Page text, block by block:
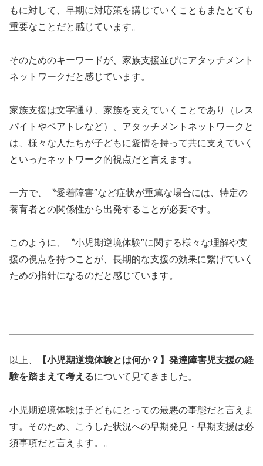
もに対して、早期に対応策を講じていくこともまたとても
重要なことだと感じています。
そのためのキーワードが、家族支援並びにアタッチメント
ネットワークだと感じています。
家族支援は文字通り、家族を支えていくことであり（レス
パイトやペアトレなど）、アタッチメントネットワークと
は、様々な人たちが子どもに愛情を持って共に支えていく
といったネットワーク的視点だと言えます。
一方で、〝愛着障害″など症状が重篤な場合には、特定の
養育者との関係性から出発することが必要です。
このように、〝小児期逆境体験″に関する様々な理解や支
援の視点を持つことが、長期的な支援の効果に繋げていく
ための指針になるのだと感じています。
以上、
【小児期逆境体験とは何か？】発達障害児支援の経
験を踏まえて考えるについて見てきました。
小児期逆境体験は子どもにとっての最悪の事態だと言えま
す。そのため、こうした状況への早期発見・早期支援は必
須事項だと言えます。。